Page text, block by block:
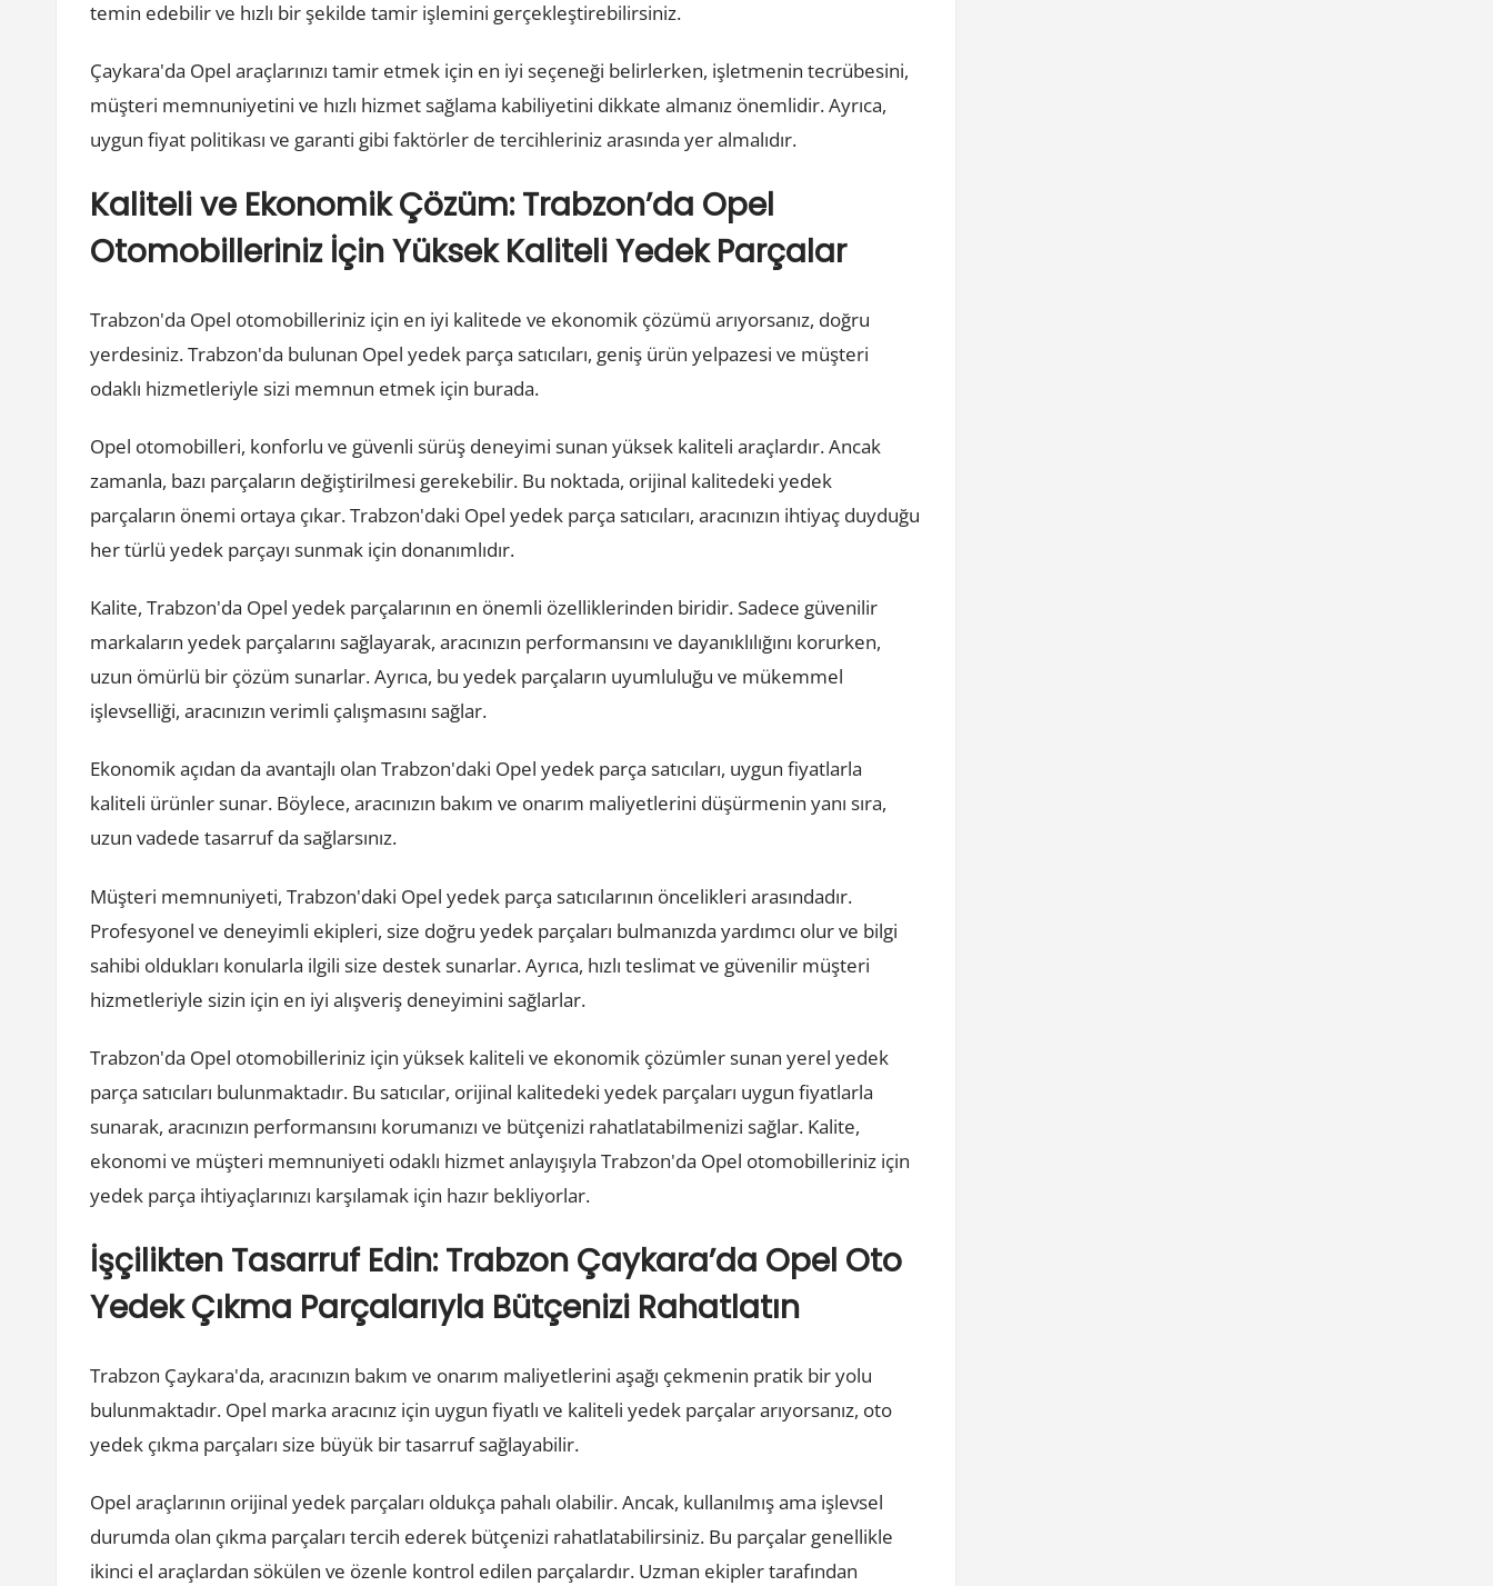
temin edebilir ve hızlı bir şekilde tamir işlemini gerçekleştirebilirsiniz.
Çaykara'da Opel araçlarınızı tamir etmek için en iyi seçeneği belirlerken, işletmenin tecrübesini,
müşteri memnuniyetini ve hızlı hizmet sağlama kabiliyetini dikkate almanız önemlidir. Ayrıca,
uygun fiyat politikası ve garanti gibi faktörler de tercihleriniz arasında yer almalıdır.
Kaliteli ve Ekonomik Çözüm: Trabzon’da Opel
Otomobilleriniz İçin Yüksek Kaliteli Yedek Parçalar
Trabzon'da Opel otomobilleriniz için en iyi kalitede ve ekonomik çözümü arıyorsanız, doğru
yerdesiniz. Trabzon'da bulunan Opel yedek parça satıcıları, geniş ürün yelpazesi ve müşteri
odaklı hizmetleriyle sizi memnun etmek için burada.
Opel otomobilleri, konforlu ve güvenli sürüş deneyimi sunan yüksek kaliteli araçlardır. Ancak
zamanla, bazı parçaların değiştirilmesi gerekebilir. Bu noktada, orijinal kalitedeki yedek
parçaların önemi ortaya çıkar. Trabzon'daki Opel yedek parça satıcıları, aracınızın ihtiyaç duyduğu
her türlü yedek parçayı sunmak için donanımlıdır.
Kalite, Trabzon'da Opel yedek parçalarının en önemli özelliklerinden biridir. Sadece güvenilir
markaların yedek parçalarını sağlayarak, aracınızın performansını ve dayanıklılığını korurken,
uzun ömürlü bir çözüm sunarlar. Ayrıca, bu yedek parçaların uyumluluğu ve mükemmel
işlevselliği, aracınızın verimli çalışmasını sağlar.
Ekonomik açıdan da avantajlı olan Trabzon'daki Opel yedek parça satıcıları, uygun fiyatlarla
kaliteli ürünler sunar. Böylece, aracınızın bakım ve onarım maliyetlerini düşürmenin yanı sıra,
uzun vadede tasarruf da sağlarsınız.
Müşteri memnuniyeti, Trabzon'daki Opel yedek parça satıcılarının öncelikleri arasındadır.
Profesyonel ve deneyimli ekipleri, size doğru yedek parçaları bulmanızda yardımcı olur ve bilgi
sahibi oldukları konularla ilgili size destek sunarlar. Ayrıca, hızlı teslimat ve güvenilir müşteri
hizmetleriyle sizin için en iyi alışveriş deneyimini sağlarlar.
Trabzon'da Opel otomobilleriniz için yüksek kaliteli ve ekonomik çözümler sunan yerel yedek
parça satıcıları bulunmaktadır. Bu satıcılar, orijinal kalitedeki yedek parçaları uygun fiyatlarla
sunarak, aracınızın performansını korumanızı ve bütçenizi rahatlatabilmenizi sağlar. Kalite,
ekonomi ve müşteri memnuniyeti odaklı hizmet anlayışıyla Trabzon'da Opel otomobilleriniz için
yedek parça ihtiyaçlarınızı karşılamak için hazır bekliyorlar.
İşçilikten Tasarruf Edin: Trabzon Çaykara’da Opel Oto
Yedek Çıkma Parçalarıyla Bütçenizi Rahatlatın
Trabzon Çaykara'da, aracınızın bakım ve onarım maliyetlerini aşağı çekmenin pratik bir yolu
bulunmaktadır. Opel marka aracınız için uygun fiyatlı ve kaliteli yedek parçalar arıyorsanız, oto
yedek çıkma parçaları size büyük bir tasarruf sağlayabilir.
Opel araçlarının orijinal yedek parçaları oldukça pahalı olabilir. Ancak, kullanılmış ama işlevsel
durumda olan çıkma parçaları tercih ederek bütçenizi rahatlatabilirsiniz. Bu parçalar genellikle
ikinci el araçlardan sökülen ve özenle kontrol edilen parçalardır. Uzman ekipler tarafından